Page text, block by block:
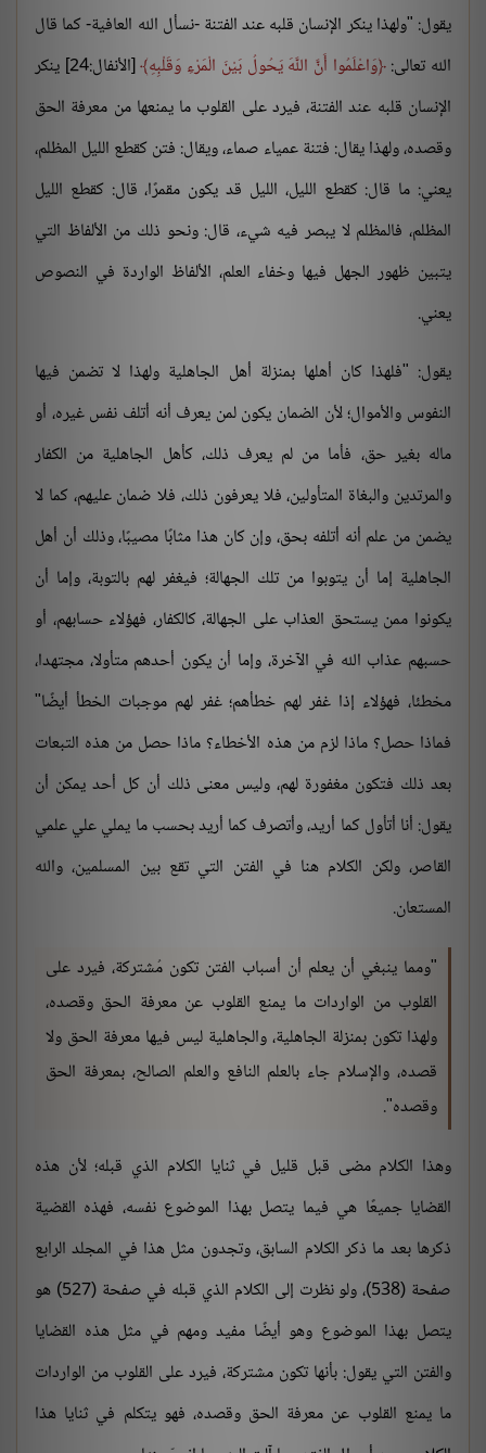
يقول: "ولهذا ينكر الإنسان قلبه عند الفتنة -نسأل الله العافية- كما قال
الله تعالى: وَاعْلَمُوا أَنَّ اللَّهَ يَحُولُ بَيْنَ الْمَرْءِ وَقَلْبِهِ
[الأنفال:24] ينكر
الإنسان قلبه عند الفتنة، فيرد على القلوب ما يمنعها من معرفة الحق
وقصده، ولهذا يقال: فتنة عمياء صماء، ويقال: فتن كقطع الليل المظلم،
يعني: ما قال: كقطع الليل، الليل قد يكون مقمرًا، قال: كقطع الليل
المظلم، فالمظلم لا يبصر فيه شيء، قال: ونحو ذلك من الألفاظ التي
يتبين ظهور الجهل فيها وخفاء العلم، الألفاظ الواردة في النصوص
يعني.
يقول: "فلهذا كان أهلها بمنزلة أهل الجاهلية ولهذا لا تضمن فيها
النفوس والأموال؛ لأن الضمان يكون لمن يعرف أنه أتلف نفس غيره، أو
ماله بغير حق، فأما من لم يعرف ذلك، كأهل الجاهلية من الكفار
والمرتدين والبغاة المتأولين، فلا يعرفون ذلك، فلا ضمان عليهم، كما لا
يضمن من علم أنه أتلفه بحق، وإن كان هذا مثابًا مصيبًا، وذلك أن أهل
الجاهلية إما أن يتوبوا من تلك الجهالة؛ فيغفر لهم بالتوبة، وإما أن
يكونوا ممن يستحق العذاب على الجهالة، كالكفار، فهؤلاء حسابهم، أو
حسبهم عذاب الله في الآخرة، وإما أن يكون أحدهم متأولا، مجتهدا،
مخطئا، فهؤلاء إذا غفر لهم خطأهم؛ غفر لهم موجبات الخطأ أيضًا"
فماذا حصل؟ ماذا لزم من هذه الأخطاء؟ ماذا حصل من هذه التبعات
بعد ذلك فتكون مغفورة لهم، وليس معنى ذلك أن كل أحد يمكن أن
يقول: أنا أتأول كما أريد، وأتصرف كما أريد بحسب ما يملي علي علمي
القاصر، ولكن الكلام هنا في الفتن التي تقع بين المسلمين، والله
المستعان.
"ومما ينبغي أن يعلم أن أسباب الفتن تكون مُشتركة، فيرد على
القلوب من الواردات ما يمنع القلوب عن معرفة الحق وقصده،
ولهذا تكون بمنزلة الجاهلية، والجاهلية ليس فيها معرفة الحق ولا
قصده، والإسلام جاء بالعلم النافع والعلم الصالح، بمعرفة الحق
وقصده".
وهذا الكلام مضى قبل قليل في ثنايا الكلام الذي قبله؛ لأن هذه
القضايا جميعًا هي فيما يتصل بهذا الموضوع نفسه، فهذه القضية
ذكرها بعد ما ذكر الكلام السابق، وتجدون مثل هذا في المجلد الرابع
صفحة (538)، ولو نظرت إلى الكلام الذي قبله في صفحة (527) هو
يتصل بهذا الموضوع وهو أيضًا مفيد ومهم في مثل هذه القضايا
والفتن التي يقول: بأنها تكون مشتركة، فيرد على القلوب من الواردات
ما يمنع القلوب عن معرفة الحق وقصده، فهو يتكلم في ثنايا هذا